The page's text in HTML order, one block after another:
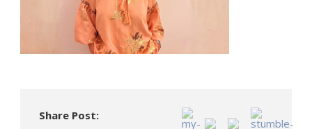
Share Post: